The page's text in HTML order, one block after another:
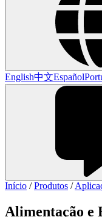
English中文Español
Início /Produtos /
Alimentação e